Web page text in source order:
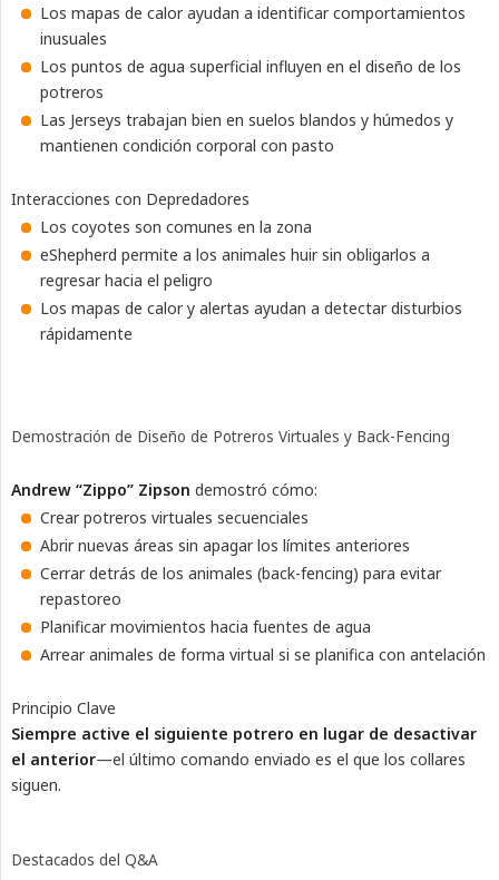
Los mapas de calor ayudan a identificar comportamientos
inusuales
Los puntos de agua superficial influyen en el diseño de los
potreros
Las Jerseys trabajan bien en suelos blandos y húmedos y
mantienen condición corporal con pasto
Interacciones con Depredadores
Los coyotes son comunes en la zona
eShepherd permite a los animales huir sin obligarlos a
regresar hacia el peligro
Los mapas de calor y alertas ayudan a detectar disturbios
rápidamente
Demostración de Diseño de Potreros Virtuales y Back-Fencing
Andrew “Zippo” Zipson demostró cómo:
Crear potreros virtuales secuenciales
Abrir nuevas áreas sin apagar los límites anteriores
Cerrar detrás de los animales (back-fencing) para evitar
repastoreo
Planificar movimientos hacia fuentes de agua
Arrear animales de forma virtual si se planifica con antelación
Principio Clave
Siempre active el siguiente potrero en lugar de desactivar
el anterior—el último comando enviado es el que los collares
siguen.
Destacados del Q&A